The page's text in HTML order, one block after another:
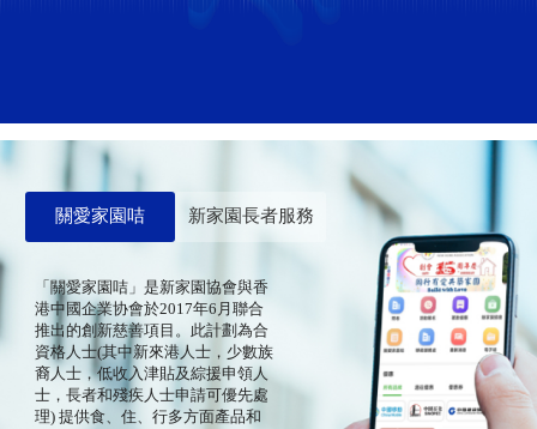
關愛家園咭 新家園長者服務
「關愛家園咭」是新家園協會與香
港中國企業协會於2017年6月聯合
推出的創新慈善項目。此計劃為合
資格人士(其中新來港人士，少數族
裔人士，低收入津貼及綜援申領人
士，長者和殘疾人士申請可優先處
理) 提供食、住、行多方面產品和